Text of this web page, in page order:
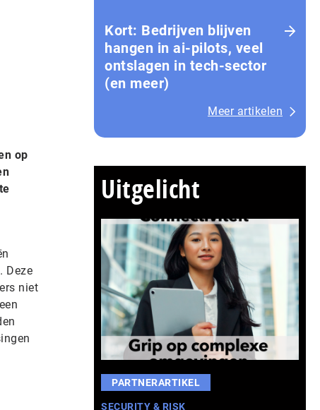
op
Deze
niet
Kort: Bedrijven blijven
hangen in ai-pilots, veel
ontslagen in tech-sector
(en meer)
Meer artikelen
Uitgelicht
PARTNERARTIKEL
SECURITY & RISK